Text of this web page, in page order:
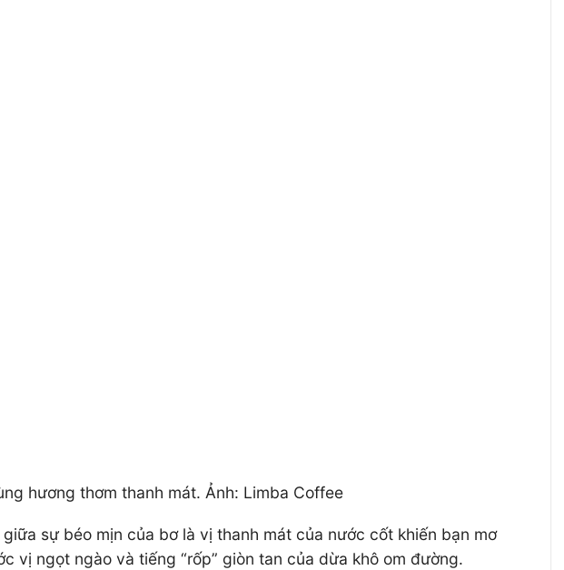
hương thơm thanh mát. Ảnh: Limba Coffee
sự béo mịn của bơ là vị thanh mát của nước cốt khiến bạn mơ
vị ngọt ngào và tiếng “rốp” giòn tan của dừa khô om đường.